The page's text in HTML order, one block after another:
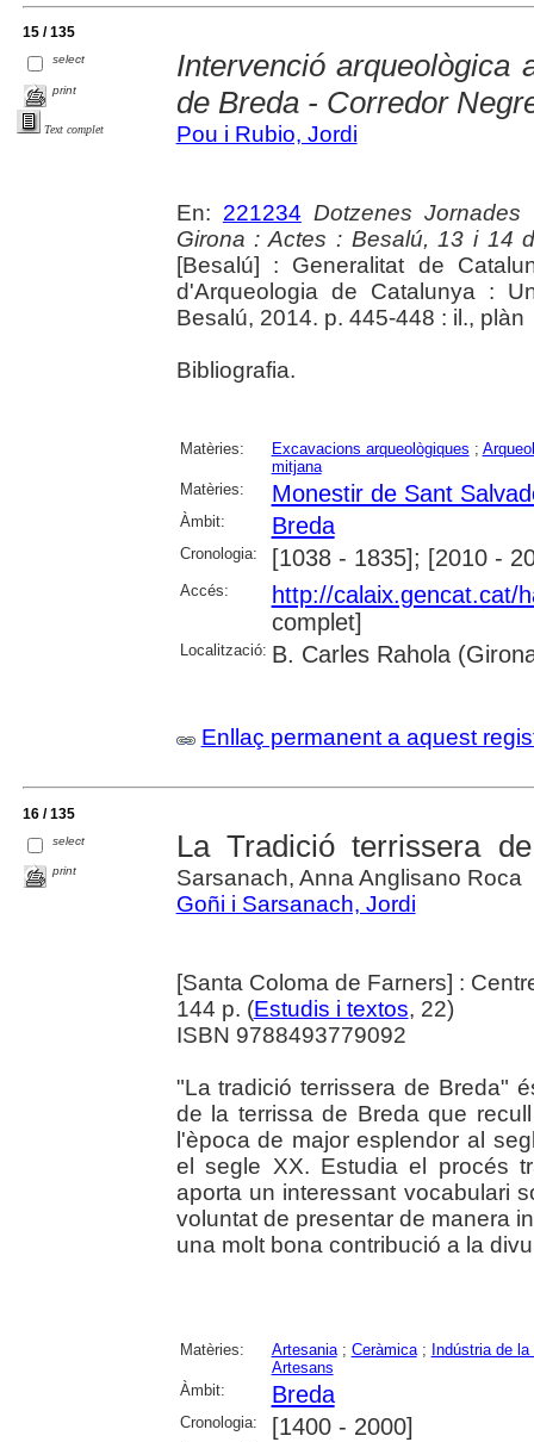
15 / 135
select
print
Text complet
Intervenció arqueològica
de Breda - Corredor
Pou i Rubio, Jordi
En: 221234 Dotzenes
Girona : Actes : Besalú, 13 i 14
[Besalú] : Generalitat de
d'Arqueologia de Catalunya :
Besalú, 2014. p. 445-448 : il., plàn
Bibliografia.
Matèries: Excavacions arqueològiques ;
mitjana
Matèries:
Monestir de Sant
Àmbit: Breda
Cronologia: [1038 - 1835]; [2010 -
Accés:
http://calaix.gencat.cat/
complet]
Localització: B. Carles Rahola
Enllaç permanent a aquest
16 / 135
select
print
La Tradició terrissera
Sarsanach, Anna Anglisano Roca
Goñi i Sarsanach, Jordi
[Santa Coloma de Farners] :
144 p. (Estudis i textos, 22)
ISBN 9788493779092
"La tradició terrissera de Breda"
de la terrissa de Breda que
l'època de major esplendor al
el segle XX. Estudia el procés
aporta un interessant vocabulari
voluntat de presentar de manera
una molt bona contribució a la
Matèries: Artesania; Ceràmica; Indústria de
Artesans
Àmbit:
Breda
Cronologia: [1400 - 2000]